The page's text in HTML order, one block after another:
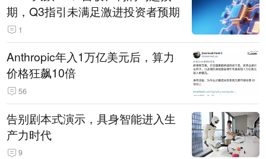
期，Q3指引未满足激进投资者预期
1
Anthropic年入1万亿美元后，算力
价格狂飙10倍
56
告别剧本式演示，具身智能进入生
产力时代
9